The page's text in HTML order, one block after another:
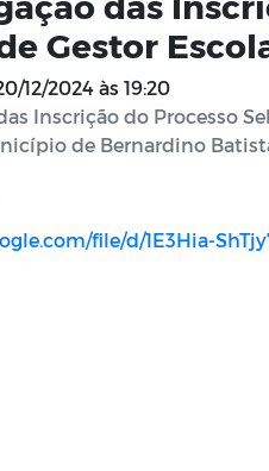
Gestor
12/2024 às 19:20
Inscrição do Processo
de Bernardino
file/d/1E3Hia-